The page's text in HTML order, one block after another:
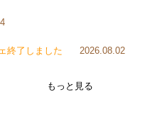
終了しました 2026.08.02
もっと見る